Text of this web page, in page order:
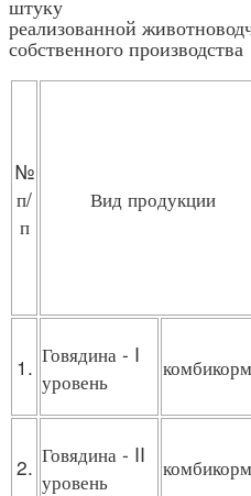
штуку
реализованной
собственного производства
№
п/
п
Вид продукции
1. Говядина - I
уровень
комбикорм
2. Говядина - II
уровень
комбикорм